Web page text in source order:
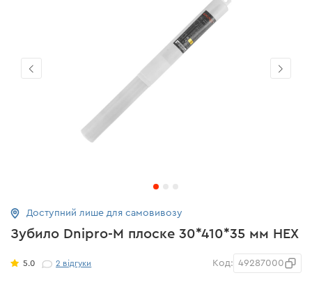
Зубило Dnipro-M плоске 30*410*35 мм HEX
5.0 2 відгуки Код: 49287000
Доступний лише для самовивозу